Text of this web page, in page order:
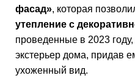
фасад», которая
утепление с
проведенные в 2023
экстерьер дома, придав
ухоженный вид.